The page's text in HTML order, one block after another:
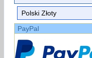
PayPal